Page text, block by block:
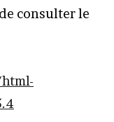
consulter le